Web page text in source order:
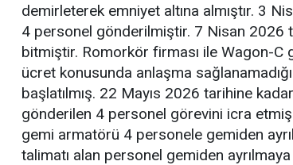
demirleterek emniyet altına almıştır. 3
4 personel gönderilmiştir. 7 Nisan 2026
bitmiştir. Romorkör firması ile Wagon-C
ücret konusunda anlaşma
başlatılmış. 22 Mayıs 2026 tarihine
gönderilen 4 personel görevini icra
gemi armatörü 4 personele gemiden
talimatı alan personel gemiden